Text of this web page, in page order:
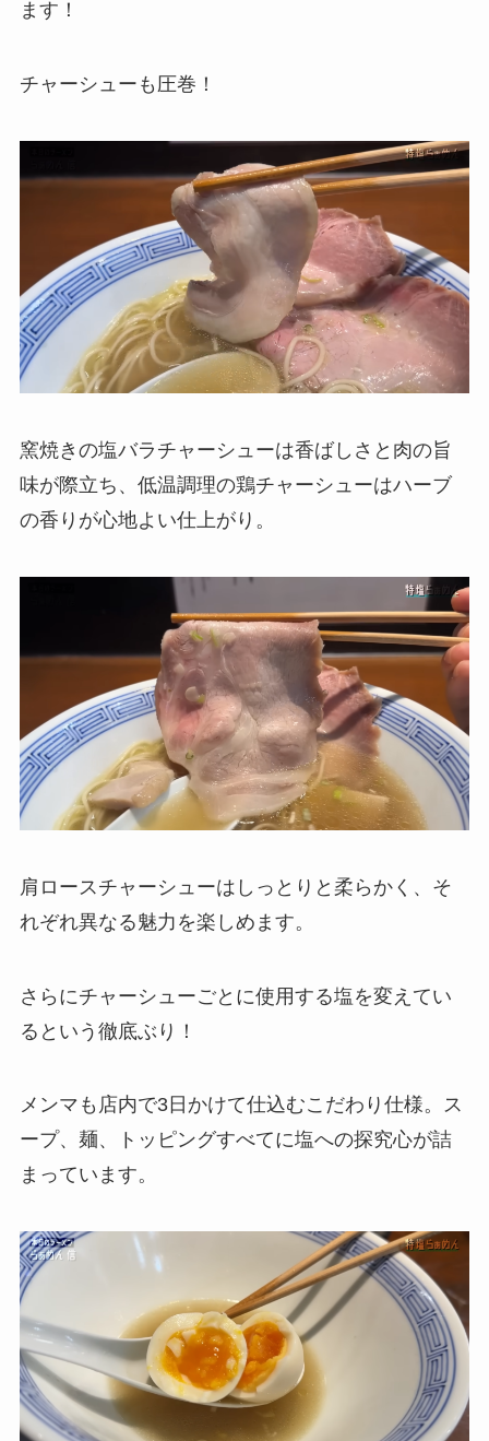
ます！
チャーシューも圧巻！
窯焼きの塩バラチャーシューは香ばしさと肉の旨
味が際立ち、低温調理の鶏チャーシューはハーブ
の香りが心地よい仕上がり。
肩ロースチャーシューはしっとりと柔らかく、そ
れぞれ異なる魅力を楽しめます。
さらにチャーシューごとに使用する塩を変えてい
るという徹底ぶり！
メンマも店内で3日かけて仕込むこだわり仕様。ス
ープ、麺、トッピングすべてに塩への探究心が詰
まっています。